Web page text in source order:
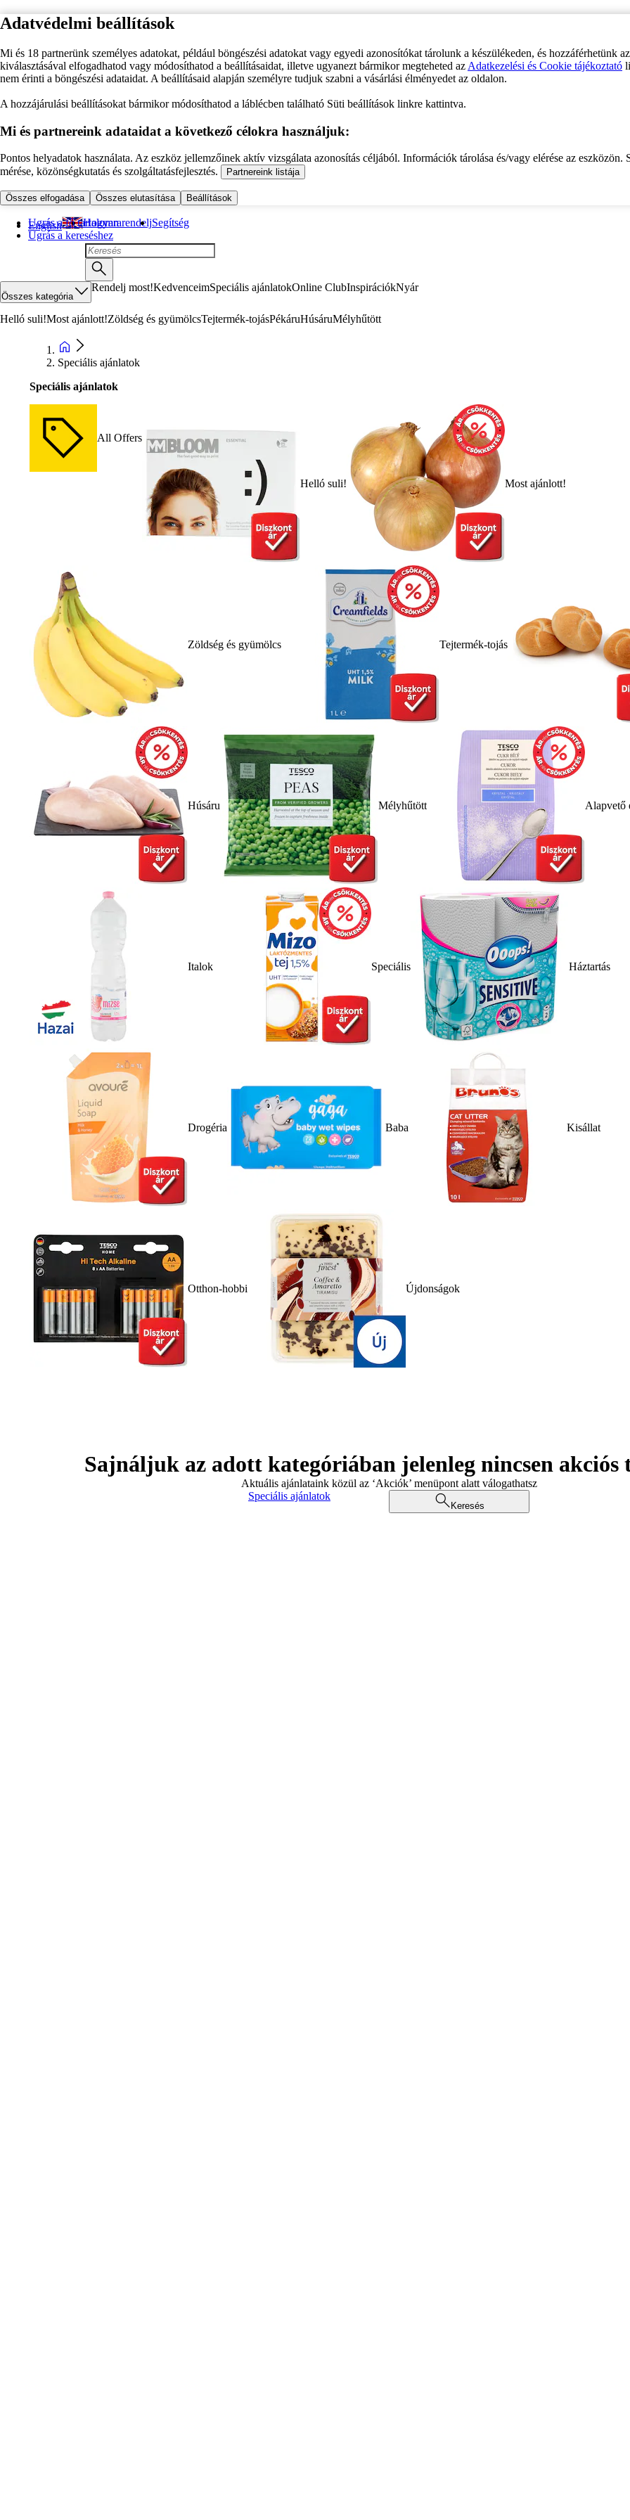
Adatvédelmi beállítások
Mi és 18 partnerünk személyes adatokat, például böngészési adatokat vagy egyedi azonosítókat tárolunk a készülékeden, és hozzáférhetünk
kiválasztásával elfogadhatod vagy módosíthatod a beállításaidat, illetve ugyanezt bármikor megteheted az Adatkezelési és Cookie tájékoztató
nem érinti a böngészési adataidat. A beállításaid alapján személyre tudjuk szabni a vásárlási élményedet az oldalon.
A hozzájárulási beállításokat bármikor módosíthatod a láblécben található Süti beállítások linkre kattintva.
Mi és partnereink adataidat a következő célokra használjuk:
Pontos helyadatok használata. Az eszköz jellemzőinek aktív vizsgálata azonosítás céljából. Információk tárolása és/vagy elérése az eszközön.
mérése, közönségkutatás és szolgáltatásfejlesztés.
Partnereink listája
Összes elfogadása Összes elutasítása Beállítások
Ugrás a fő tartalomra
Ugrás a kereséshez
English Hogyan rendeljSegítség
Összes kategória
Rendelj most!KedvenceimSpeciális ajánlatokOnline ClubInspirációkNyár
Helló suli!Most ajánlott!Zöldség és gyümölcsTejtermék-tojásPékáruHúsáruMélyhűtött
Speciális ajánlatok
Speciális ajánlatok
All Offers
Helló suli! Most ajánlott!
Zöldség és gyümölcs Tejtermék-tojás
Húsáru Mélyhűtött Alapvető
Italok Speciális Háztartás
Drogéria Baba Kisállat
Otthon-hobbi Újdonságok
Sajnáljuk az adott kategóriában jelenleg nincsen akciós
Aktuális ajánlataink közül az ‘Akciók’ menüpont alatt válogathatsz
Speciális ajánlatok
Keresés